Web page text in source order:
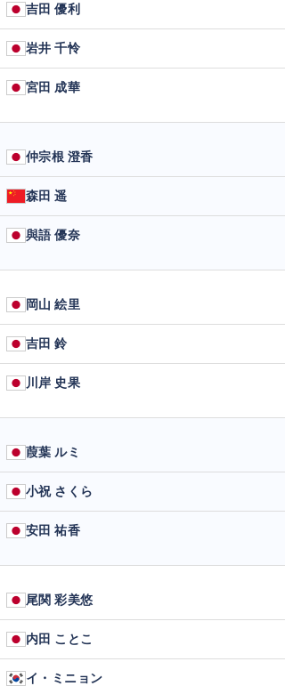
吉田 優利
岩井 千怜
宮田 成華
仲宗根 澄香
森田 遥
與語 優奈
岡山 絵里
吉田 鈴
川岸 史果
葭葉 ルミ
小祝 さくら
安田 祐香
尾関 彩美悠
内田 ことこ
イ・ミニョン